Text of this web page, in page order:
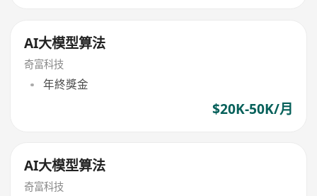
AI大模型算法
奇富科技
年終獎金
$20K-50K/月
AI大模型算法
奇富科技